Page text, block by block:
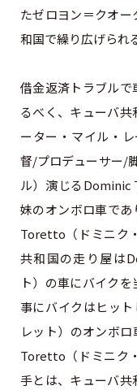
たゼロヨン＝クオ
和国で繰り広げられ
借金返済トラブル
るべく、キューバ
ーター・マイル・
督/プロデューサー/
ル）演じる
妹のオンボロ車で
Toretto（ドミニク
共和国の走り屋は
ト）の車にバイク
事にバイクはヒッ
レット）のオンボ
Toretto（ドミニク
手とは、キューバ